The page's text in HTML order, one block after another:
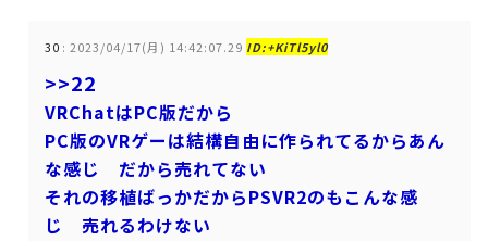
30 : 2023/04/17(月) 14:42:07.29 ID:+KiTl5yl0
>>22
VRChatはPC版だから
PC版のVRゲーは結構自由に作られてるからあん
な感じ だから売れてない
それの移植ばっかだからPSVR2のもこんな感
じ 売れるわけない